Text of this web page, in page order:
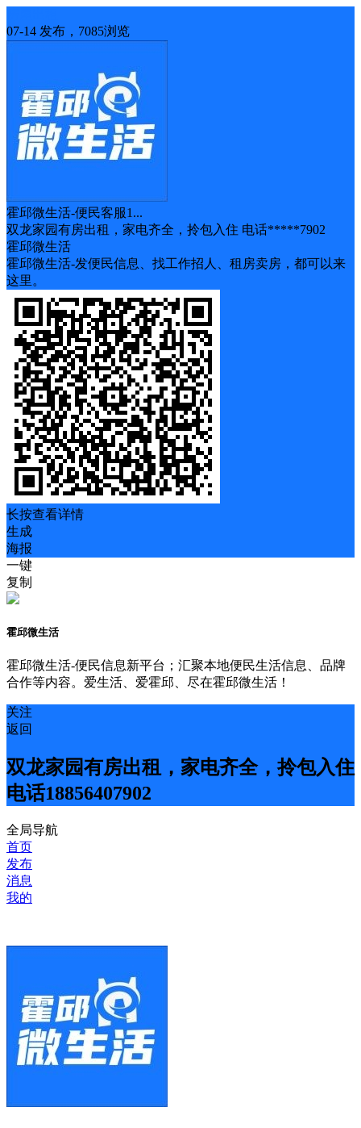
07-14 发布，7085浏览
霍邱微生活-便民客服1...
双龙家园有房出租，家电齐全，拎包入住 电话*****7902
霍邱微生活
霍邱微生活-发便民信息、找工作招人、租房卖房，都可以来
这里。
长按查看详情
生成
海报
一键
复制
霍邱微生活
霍邱微生活-便民信息新平台；汇聚本地便民生活信息、品牌
合作等内容。爱生活、爱霍邱、尽在霍邱微生活！
关注
返回
双龙家园有房出租，家电齐全，拎包入住
电话18856407902
全局导航
首页
发布
消息
我的